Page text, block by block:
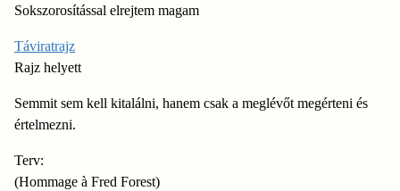
Sokszorosítással elrejtem magam
Táviratrajz
Rajz helyett
Semmit sem kell kitalálni, hanem csak a meglévőt megérteni és
értelmezni.
Terv:
(Hommage à Fred Forest)